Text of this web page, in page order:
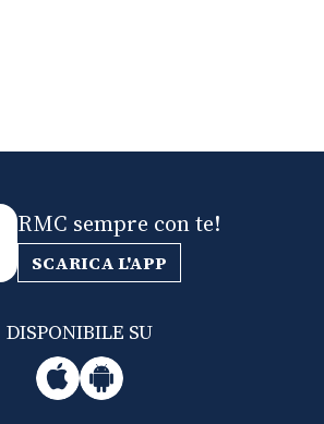
RMC sempre con te!
SCARICA L'APP
DISPONIBILE SU